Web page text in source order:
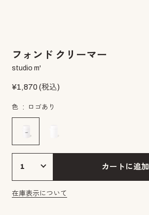
フォンド クリーマー
studio m'
¥1,870(税込)
色 ロゴあり
カートに追加
在庫表示について